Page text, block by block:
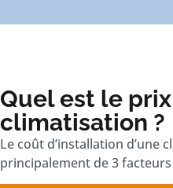
Quel est le
climatisation ?
Le coût d’installation d’une
principalement de 3 facteurs